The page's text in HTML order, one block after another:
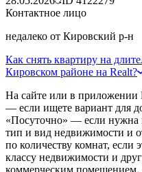
Контактное лицо
недалеко от Кировский р-н
Как снять квартиру на
Кировском районе на Realt?
На сайте или в приложении
— если ищете вариант для
«Посуточно» — если нужна
тип и вид недвижимости и
по количеству комнат, если
классу недвижимости и
коммерческим помещением.